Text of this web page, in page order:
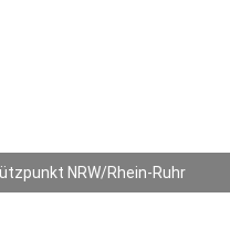
NRW/Rhein-Ruhr